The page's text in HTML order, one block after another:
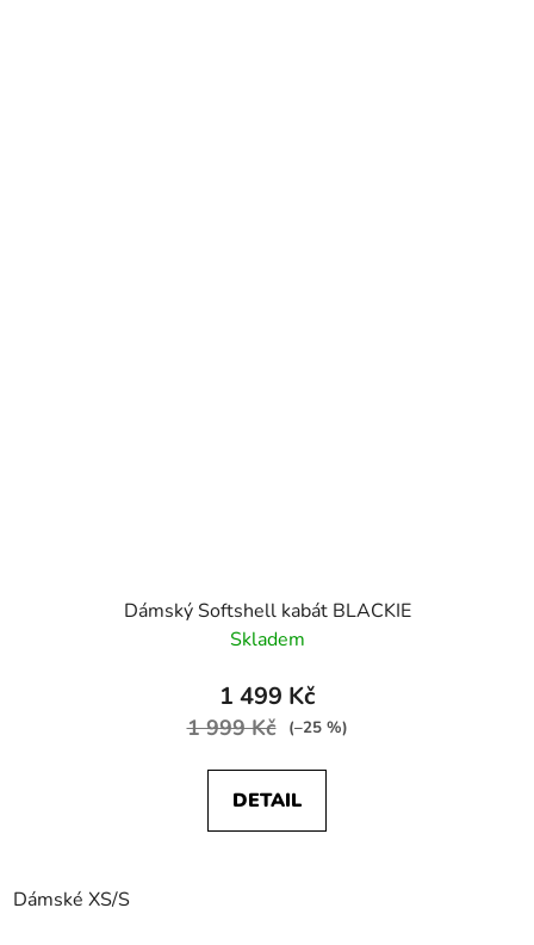
Dámský Softshell kabát BLACKIE
Skladem
1 499 Kč
1 999 Kč (–25 %)
DETAIL
Dámské XS/S